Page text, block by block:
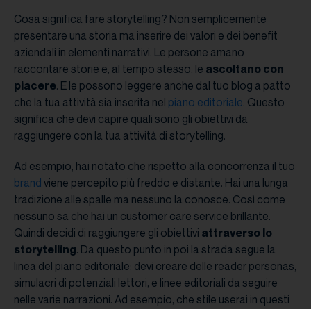
Cosa significa fare storytelling? Non semplicemente
presentare una storia ma inserire dei valori e dei benefit
aziendali in elementi narrativi. Le persone amano
raccontare storie e, al tempo stesso, le ascoltano con
piacere. E le possono leggere anche dal tuo blog a patto
che la tua attività sia inserita nel piano editoriale. Questo
significa che devi capire quali sono gli obiettivi da
raggiungere con la tua attività di storytelling.
Ad esempio, hai notato che rispetto alla concorrenza il tuo
brand viene percepito più freddo e distante. Hai una lunga
tradizione alle spalle ma nessuno la conosce. Così come
nessuno sa che hai un customer care service brillante.
Quindi decidi di raggiungere gli obiettivi attraverso lo
storytelling. Da questo punto in poi la strada segue la
linea del piano editoriale: devi creare delle reader personas,
simulacri di potenziali lettori, e linee editoriali da seguire
nelle varie narrazioni. Ad esempio, che stile userai in questi